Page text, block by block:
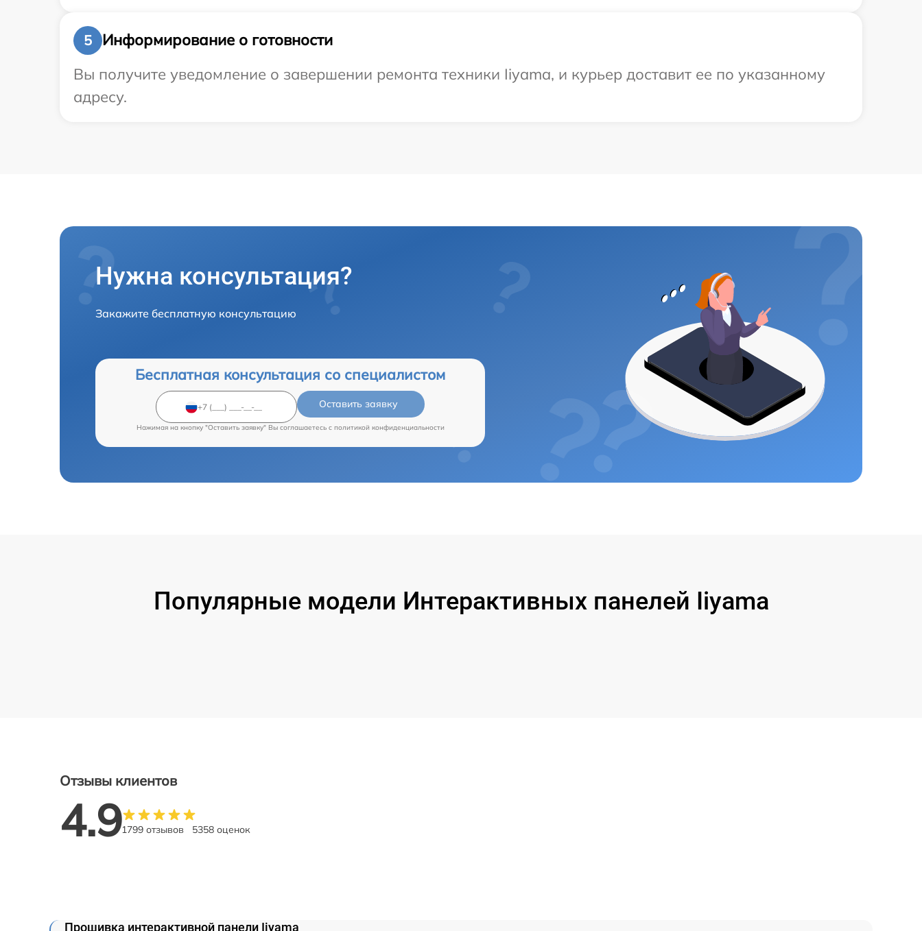
5
Информирование о готовности
Вы получите уведомление о завершении ремонта техники Iiyama, и курьер доставит ее по указанному
адресу.
Нужна консультация?
Закажите бесплатную консультацию
Бесплатная консультация со специалистом
Оставить заявку
Нажимая на кнопку "Оставить заявку" Вы соглашаетесь c политикой конфиденциальности
Популярные модели Интерактивных панелей Iiyama
Отзывы клиентов
4.91799 отзывов 5358 оценок
Прошивка интерактивной панели Iiyama